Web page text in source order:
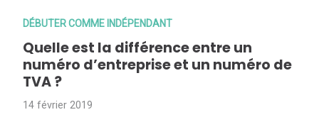
DÉBUTER COMME INDÉPENDANT
Quelle est la différence entre un
numéro d’entreprise et un numéro de
TVA ?
14 février 2019